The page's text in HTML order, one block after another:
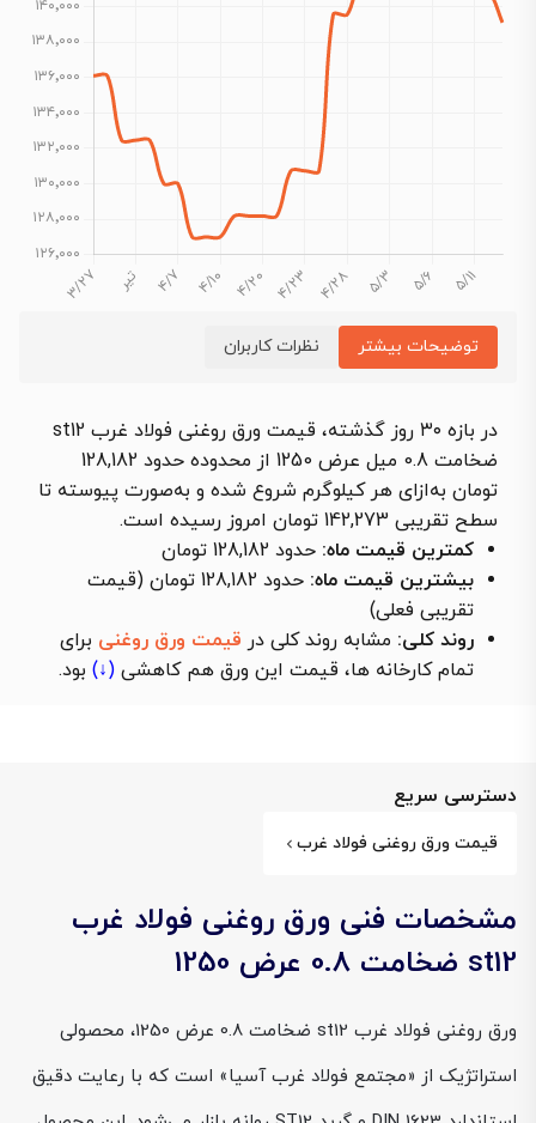
توضیحات بیشتر نظرات کاربران
در بازه ۳۰ روز گذشته، قیمت ورق روغنی فولاد غرب st12
ضخامت 0.8 میل عرض 1250 از محدوده حدود 128,182
تومان به‌ازای هر کیلوگرم شروع شده و به‌صورت پیوسته تا
سطح تقریبی 142,273 تومان امروز رسیده است.
کمترین قیمت ماه: حدود 128,182 تومان
بیشترین قیمت ماه:
حدود 128,182 تومان (قیمت
تقریبی فعلی)
روند کلی: مشابه روند کلی در قیمت ورق روغنی برای
تمام کارخانه ها، قیمت این ورق همکاهشی (↓) بود.
دسترسی سریع
قیمت ورق روغنی فولاد غرب
مشخصات فنی ورق روغنی فولاد غرب
st12 ضخامت 0.8 عرض 1250
ورق روغنی فولاد غرب st12 ضخامت 0.8 عرض 1250، محصولی
استراتژیک از «مجتمع فولاد غرب آسیا» است که با رعایت دقیق